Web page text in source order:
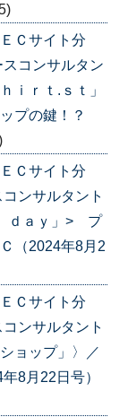
Ｃサイト分
コンサルタン
ｒｔ.ｓｔ」
プの鍵！？
Ｃサイト分
ンサルタント
ｄａｙ」> プ
（2024年8月2
Ｃサイト分
ンサルタント
ョップ」〉／
8月22日号）